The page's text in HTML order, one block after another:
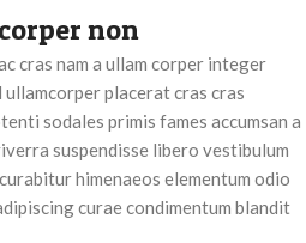
non
cras nam a ullam corper integer
placerat cras cras
sodales primis fames accumsan a
suspendisse libero vestibulum
himenaeos elementum odio
curae condimentum blandit